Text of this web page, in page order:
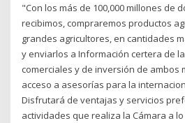
"Con los más de 100,000 millones de
recibimos, compraremos productos
grandes agricultores, en cantidades
y enviarlos a Información certera de
comerciales y de inversión de ambos
acceso a asesorías para la
Disfrutará de ventajas y servicios
actividades que realiza la Cámara a